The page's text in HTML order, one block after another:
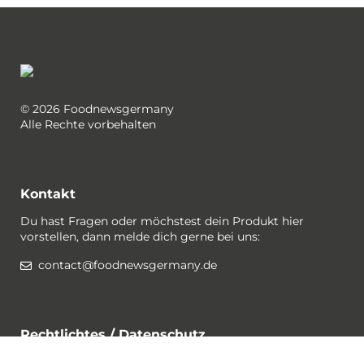
© 2026 Foodnewsgermany
Alle Rechte vorbehalten
Kontakt
Du hast Fragen oder möchstest dein Produkt hier
vorstellen, dann melde dich gerne bei uns:
contact@foodnewsgermany.de
Rechtlichtes / Datenschutz